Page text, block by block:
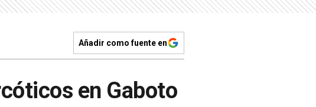
Añadir como fuente en
en Gaboto